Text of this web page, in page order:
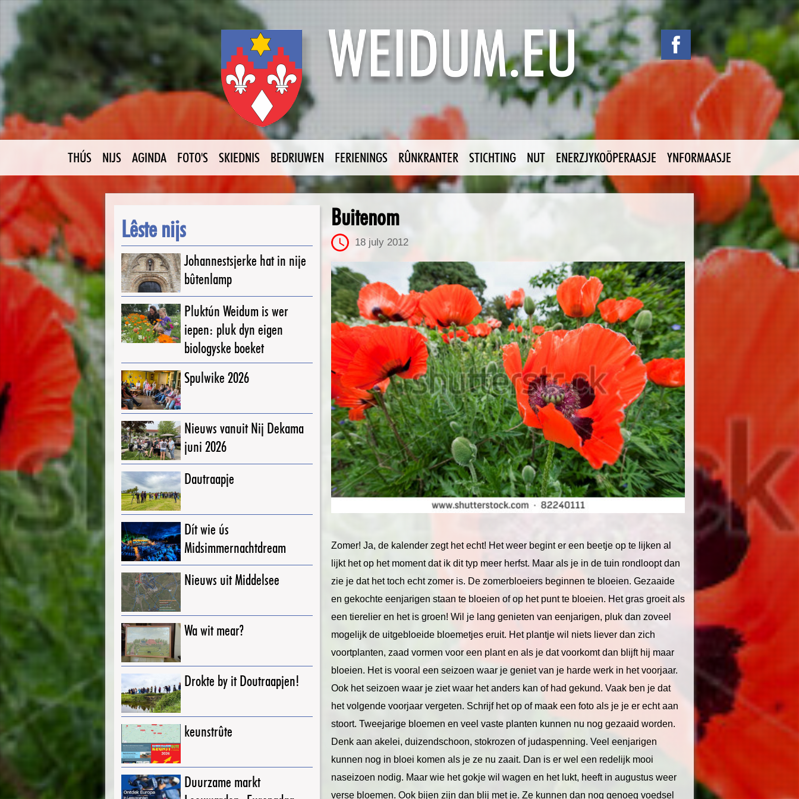
THÚS NIJS AGINDA FOTO'S SKIEDNIS BEDRIUWEN FERIENINGS RÛNKRANTER STICHTING NUT ENERZJYKOÖPERAASJE YNFORMAASJE
Lêste nijs
Johannestsjerke hat in nije
bûtenlamp
Pluktún Weidum is wer
iepen: pluk dyn eigen
biologyske boeket
Spulwike 2026
Nieuws vanuit Nij Dekama
juni 2026
Dautraapje
Dít wie ús
Midsimmernachtdream
Nieuws uit Middelsee
Wa wit mear?
Drokte by it Doutraapjen!
keunstrûte
Duurzame markt
Buitenom
18 july 2012
Zomer! Ja, de kalender zegt het echt! Het weer begint er een beetje op te lijken al
lijkt het op het moment dat ik dit typ meer herfst. Maar als je in de tuin rondloopt dan
zie je dat het toch echt zomer is. De zomerbloeiers beginnen te bloeien. Gezaaide
en gekochte eenjarigen staan te bloeien of op het punt te bloeien. Het gras groeit als
een tierelier en het is groen! Wil je lang genieten van eenjarigen, pluk dan zoveel
mogelijk de uitgebloeide bloemetjes eruit. Het plantje wil niets liever dan zich
voortplanten, zaad vormen voor een plant en als je dat voorkomt dan blijft hij maar
bloeien. Het is vooral een seizoen waar je geniet van je harde werk in het voorjaar.
Ook het seizoen waar je ziet waar het anders kan of had gekund. Vaak ben je dat
het volgende voorjaar vergeten. Schrijf het op of maak een foto als je je er echt aan
stoort. Tweejarige bloemen en veel vaste planten kunnen nu nog gezaaid worden.
Denk aan akelei, duizendschoon, stokrozen of judaspenning. Veel eenjarigen
kunnen nog in bloei komen als je ze nu zaait. Dan is er wel een redelijk mooi
naseizoen nodig. Maar wie het gokje wil wagen en het lukt, heeft in augustus weer
verse bloemen. Ook bijen zijn dan blij met je. Ze kunnen dan nog genoeg voedsel